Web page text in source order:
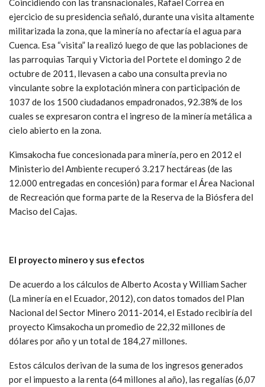
ejercicio de su presidencia señaló, durante una visita altamente
militarizada la zona, que la minería no afectaría el agua para
Cuenca. Esa “visita” la realizó luego de que las poblaciones de
las parroquias Tarqui y Victoria del Portete el domingo 2 de
octubre de 2011, llevasen a cabo una consulta previa no
vinculante sobre la explotación minera con participación de
1037 de los 1500 ciudadanos empadronados, 92.38% de los
cuales se expresaron contra el ingreso de la minería metálica a
cielo abierto en la zona.
Kimsakocha fue concesionada para minería, pero en 2012 el
Ministerio del Ambiente recuperó 3.217 hectáreas (de las
12.000 entregadas en concesión) para formar el Área Nacional
de Recreación que forma parte de la Reserva de la Biósfera del
Maciso del Cajas.
El proyecto minero y sus efectos
De acuerdo a los cálculos de Alberto Acosta y William Sacher
(La minería en el Ecuador, 2012), con datos tomados del Plan
Nacional del Sector Minero 2011-2014, el Estado recibiría del
proyecto Kimsakocha un promedio de 22,32 millones de
dólares por año y un total de 184,27 millones.
Estos cálculos derivan de la suma de los ingresos generados
por el impuesto a la renta (64 millones al año), las regalías (6,07